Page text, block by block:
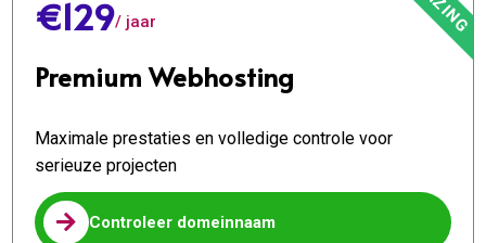
€129/ jaar
Premium Webhosting
Maximale prestaties en volledige controle voor
serieuze projecten
 Controleer domeinnaam